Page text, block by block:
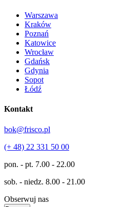
Warszawa
Kraków
Poznań
Katowice
Wrocław
Gdańsk
Gdynia
Sopot
Łódź
Kontakt
bok@frisco.pl
(+ 48) 22 331 50 00
pon. - pt. 7.00 - 22.00
sob. - niedz. 8.00 - 21.00
Obserwuj nas